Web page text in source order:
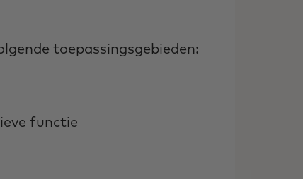
toepassingsgebieden:
functie